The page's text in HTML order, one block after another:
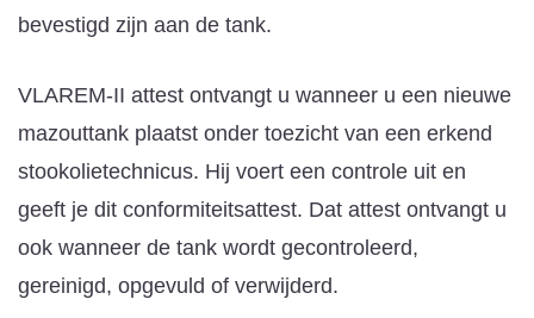
bevestigd zijn aan de tank.
VLAREM-II attest ontvangt u wanneer u een nieuwe
mazouttank plaatst onder toezicht van een erkend
stookolietechnicus. Hij voert een controle uit en
geeft je dit conformiteitsattest. Dat attest ontvangt u
ook wanneer de tank wordt gecontroleerd,
gereinigd, opgevuld of verwijderd.